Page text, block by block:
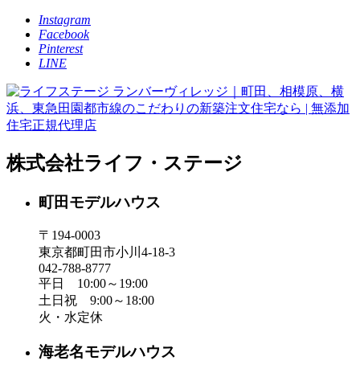
Instagram
Facebook
Pinterest
LINE
株式会社ライフ・ステージ
町田モデルハウス
〒194-0003
東京都町田市小川4-18-3
042-788-8777
平日 10:00～19:00
土日祝 9:00～18:00
火・水定休
海老名モデルハウス